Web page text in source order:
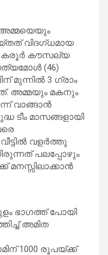
വിദഗ്ധമായ
കരൂർ കൗസല്യ
(46)
മുന്നിൽ 3 ഗ്രാം
അമ്മയും മകനും
വാങ്ങാൻ
ടീം മാസങ്ങളായി
വളർത്തു
പലപ്പോഴും
മനസ്സിലാക്കാൻ
ഭാഗത്ത് പോയി
അമിത
1000 രൂപയ്ക്ക്